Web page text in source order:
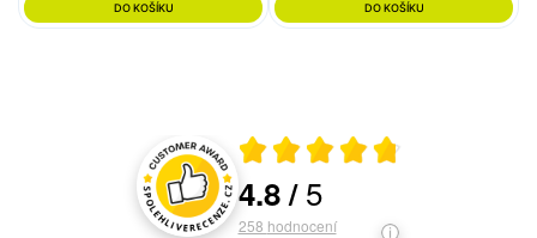
DO KOŠÍKU DO KOŠÍKU
Hodnocení a recenze zákazníků
Průměrné hodnocení 4.8 z 5
4.8/5
258 hodnocení